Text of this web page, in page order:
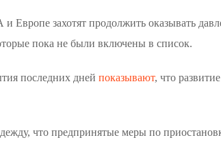
захотят продолжить оказывать
пока не были включены в список.
последних дней показывают, что
что предпринятые меры по